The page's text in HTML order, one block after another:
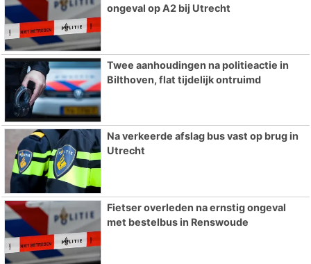
ongeval op A2 bij Utrecht
Twee aanhoudingen na politieactie in
Bilthoven, flat tijdelijk ontruimd
Na verkeerde afslag bus vast op brug in
Utrecht
Fietser overleden na ernstig ongeval
met bestelbus in Renswoude